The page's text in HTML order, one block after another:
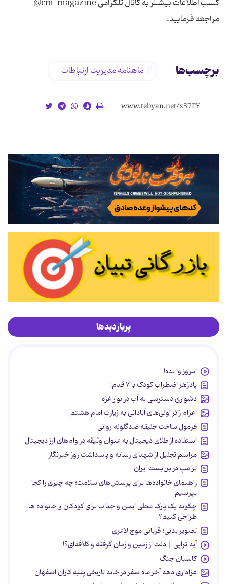
کسب اطلاعات بیشتر به کانال تلگرامی cm_magazine@
مراجعه فرمایید.
برچسب‌ها ماهنامه مدیریت ارتباطات
پربازدیدها
امروز وا بده!
پادزهر اضطراب کودک با ۷ قدم!
دشواری دسترسی به آب در نوار غزه
اعزام زائر اولی‌های آبادانی به زیارت امام هشتم
فرمول ساخت جلیقه ضدگلوله روانی
استفاده از طلای دیجیتال به عنوان وثیقه در وام‌های ارز دیجیتال
مراسم تجلیل از شهدای رسانه و پاسداشت روز خبرنگار
ترامپ در بن‌بست ایران
راهنمای خانواده‌ها برای پرسش‌های سلامت؛ چه چیزی را کجا
بپرسیم
چگونه یک پارک محلی ایمن و جذاب برای کودکان و خانواده ها
طراحی کنیم؟
تصویر بدنی؛ قربانی موج لاغری
آیه تراپی | دلت از زمین و زمان گرفته و کلافه‌ای؟!
کاسبان جنگ
عزاداری دهه آخر ماه صفر در خانه تاریخی پنبه کاران اصفهان